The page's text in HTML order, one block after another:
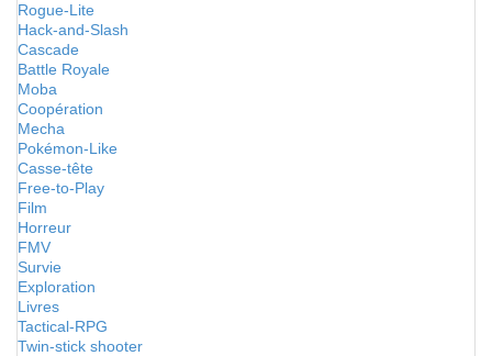
Rogue-Lite
Hack-and-Slash
Cascade
Battle Royale
Moba
Coopération
Mecha
Pokémon-Like
Casse-tête
Free-to-Play
Film
Horreur
FMV
Survie
Exploration
Livres
Tactical-RPG
Twin-stick shooter